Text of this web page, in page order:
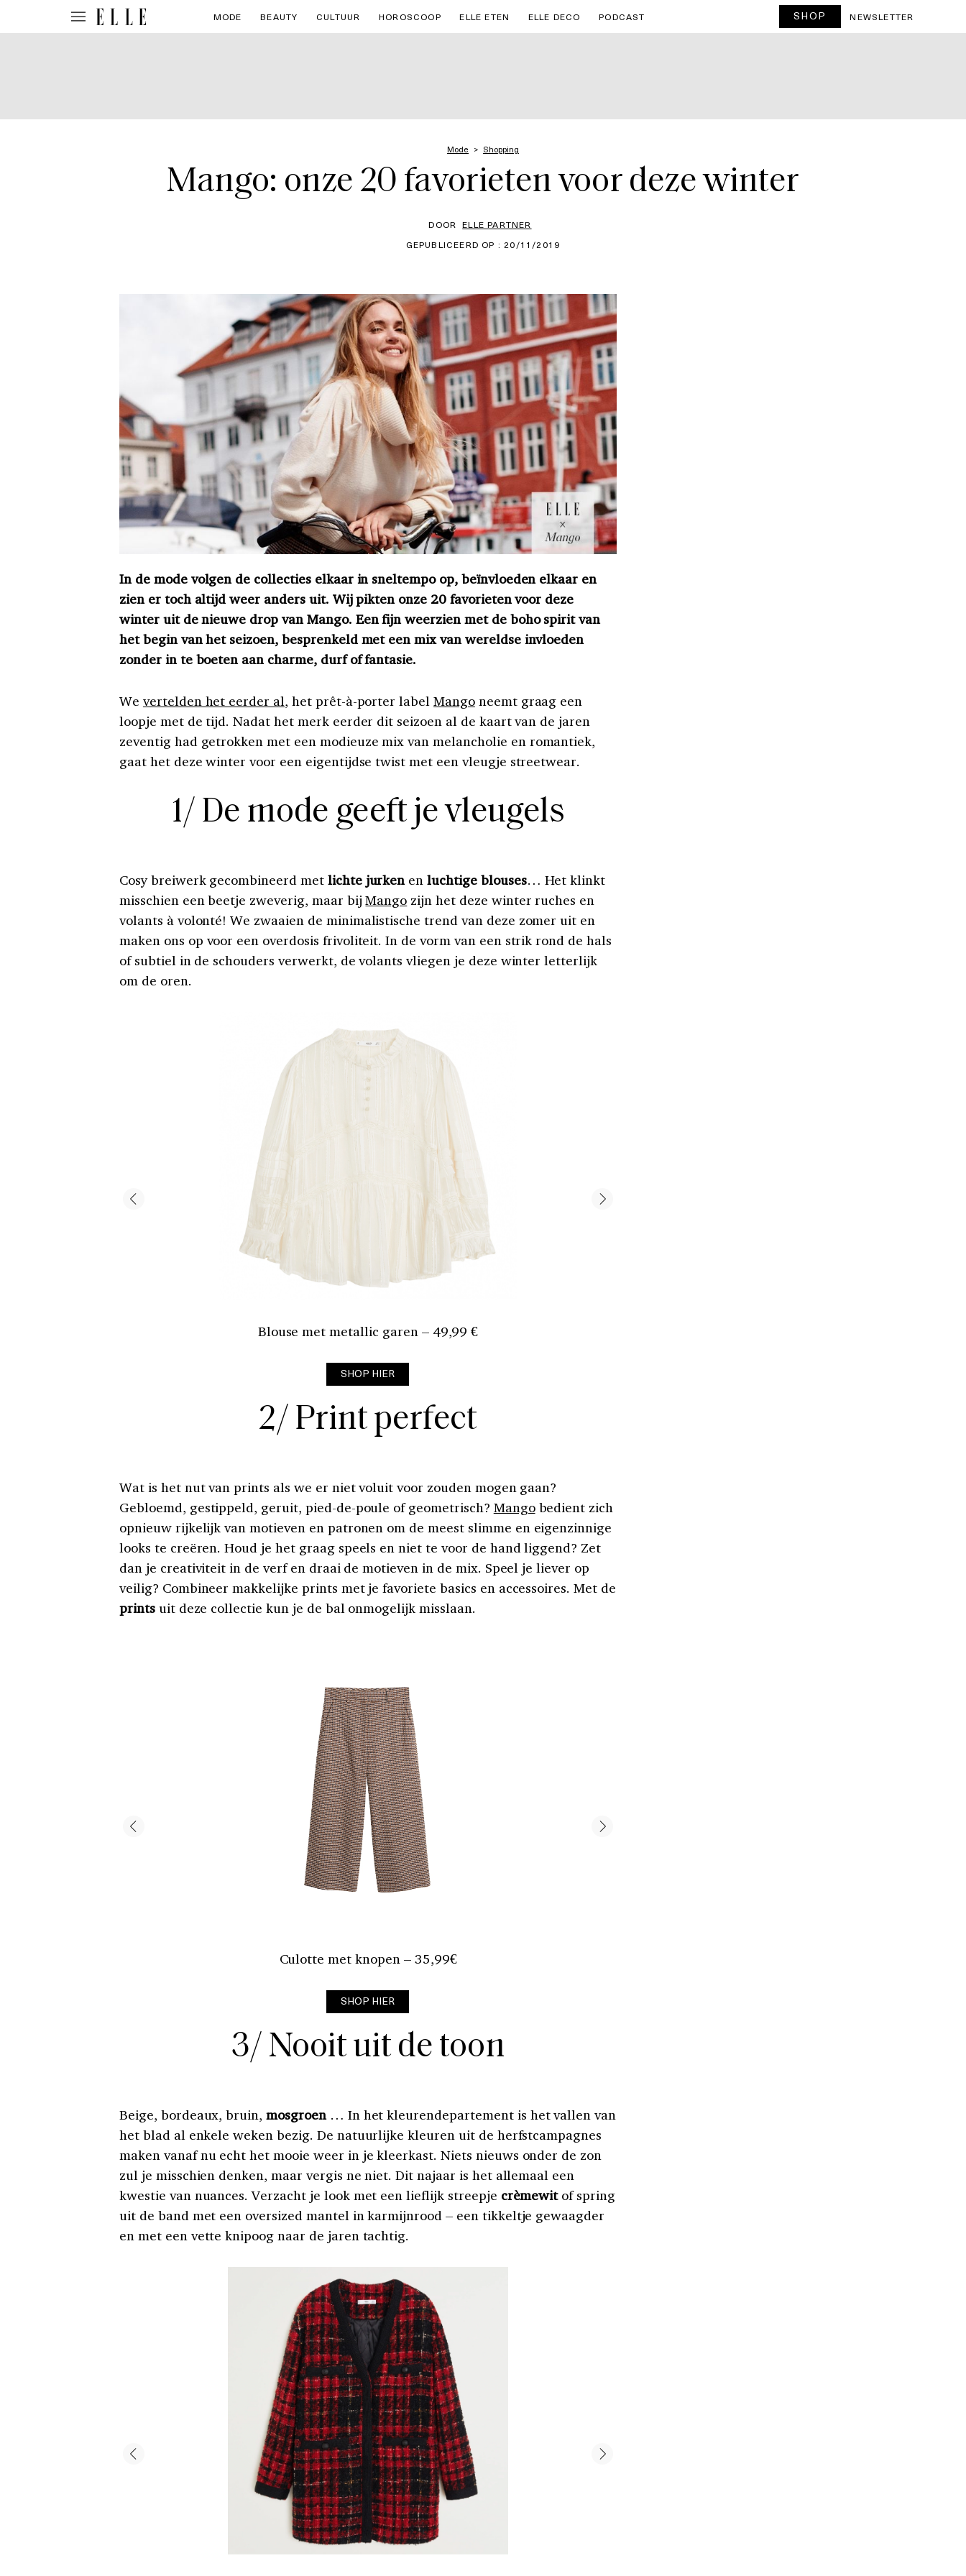
MODE BEAUTY CULTUUR HOROSCOOP ELLE ETEN ELLE DECO PODCAST SHOP NEWSLETTER
Mode Shopping
Mango: onze 20 favorieten voor deze winter
DOOR ELLE PARTNER
GEPUBLICEERD OP : 20/11/2019
In de mode volgen de collecties elkaar in sneltempo op, beïnvloeden elkaar en
zien er toch altijd weer anders uit. Wij pikten onze 20 favorieten voor deze
winter uit de nieuwe drop van Mango. Een fijn weerzien met de boho spirit van
het begin van het seizoen, besprenkeld met een mix van wereldse invloeden
zonder in te boeten aan charme, durf of fantasie.
We vertelden het eerder al, het prêt-à-porter labelMangoneemt graag een
loopje met de tijd. Nadat het merk eerder dit seizoen al de kaart van de jaren
zeventig had getrokken met een modieuze mix van melancholie en romantiek,
gaat het deze winter voor een eigentijdse twist met een vleugje streetwear.
1/ De mode geeft je vleugels
Cosy breiwerk gecombineerd met lichte jurkenenluchtige blouses… Het klinkt
misschien een beetje zweverig, maar bijMango zijn het deze winter ruches en
volants à volonté! We zwaaien de minimalistische trend van deze zomer uit en
maken ons op voor een overdosis frivoliteit. In de vorm van een strik rond de hals
of subtiel in de schouders verwerkt, de volants vliegen je deze winter letterlijk
om de oren.
Blouse met metallic garen – 49,99 €
SHOP HIER
2/ Print perfect
Wat is het nut van prints als we er niet voluit voor zouden mogen gaan?
Gebloemd, gestippeld, geruit, pied-de-poule of geometrisch? Mangobedient zich
opnieuw rijkelijk van motieven en patronen om de meest slimme en eigenzinnige
looks te creëren. Houd je het graag speels en niet te voor de hand liggend? Zet
dan je creativiteit in de verf en draai de motieven in de mix. Speel je liever op
veilig? Combineer makkelijke prints met je favoriete basics en accessoires. Met de
printsuit deze collectie kun je de bal onmogelijk misslaan.
Culotte met knopen – 35,99€
SHOP HIER
3/ Nooit uit de toon
Beige, bordeaux, bruin,mosgroen… In het kleurendepartement is het vallen van
het blad al enkele weken bezig. De natuurlijke kleuren uit de herfstcampagnes
maken vanaf nu echt het mooie weer in je kleerkast. Niets nieuws onder de zon
zul je misschien denken, maar vergis ne niet. Dit najaar is het allemaal een
kwestie van nuances. Verzacht je look met een lieflijk streepje crèmewitof spring
uit de band met een oversized mantel in karmijnrood – een tikkeltje gewaagder
en met een vette knipoog naar de jaren tachtig.